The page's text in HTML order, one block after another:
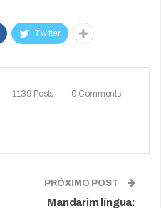
Twitter
1139 Posts 0 Comments
PRÓXIMO POST
Mandarim língua: